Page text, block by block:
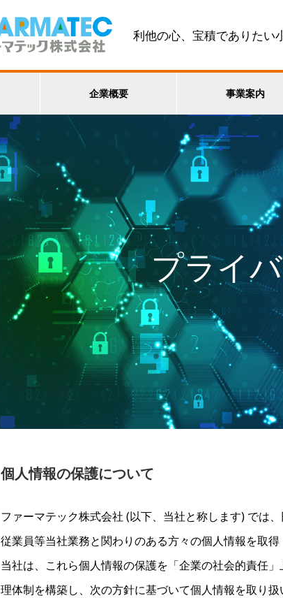
利他の心、宝積でありたい
企業概要 事業案内
プライ
個人情報の保護について
ファーマテック株式会社 (以下、当社と称します) では
従業員等当社業務と関わりのある方々の個人情報を取得
当社は、これら個人情報の保護を「企業の社会的責任
理体制を構築し、次の方針に基づいて個人情報を取り扱